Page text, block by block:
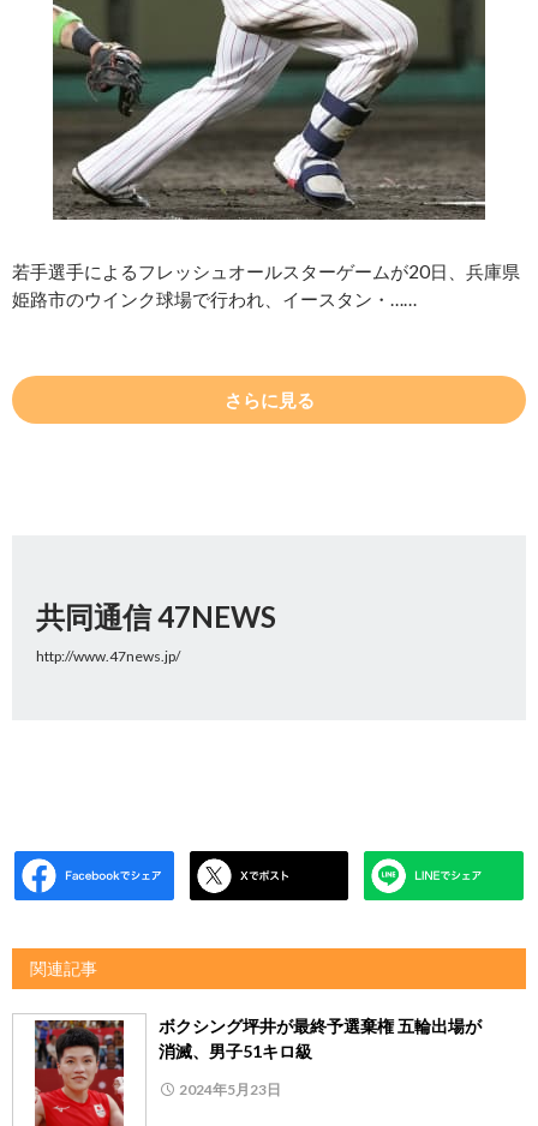
若手選手によるフレッシュオールスターゲームが20日、兵庫県
姫路市のウインク球場で行われ、イースタン・……
さらに見る
共同通信 47NEWS
http://www.47news.jp/
関連記事
ボクシング坪井が最終予選棄権 五輪出場が
消滅、男子51キロ級
2024年5月23日